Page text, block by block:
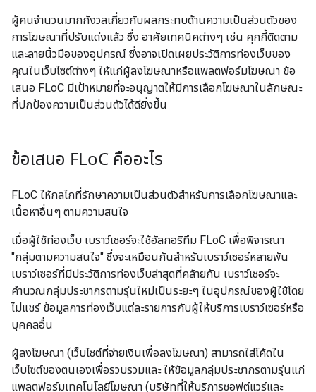
ผู้คนจำนวนมากกังวลเกี่ยวกับผลกระทบด้านความเป็นส่วนตัวของ
การโฆษณาที่ปรับแต่งแล้ว ซึ่ง อาศัยเทคนิคต่างๆ เช่น คุกกี้ติดตาม
และลายนิ้วมือของอุปกรณ์ ซึ่งอาจเปิดเผยประวัติการท่องเว็บของ
คุณในเว็บไซต์ต่างๆ ให้แก่ผู้ลงโฆษณาหรือแพลตฟอร์มโฆษณา ข้อ
เสนอ FLoC มีเป้าหมายที่จะอนุญาตให้มีการเลือกโฆษณาในลักษณะ
ที่ปกป้องความเป็นส่วนตัวได้ดียิ่งขึ้น
ข้อเสนอ FLoC คืออะไร
FLoC ให้กลไกที่รักษาความเป็นส่วนตัวสำหรับการเลือกโฆษณาและ
เนื้อหาอื่นๆ ตามความสนใจ
เมื่อผู้ใช้ท่องเว็บ เบราว์เซอร์จะใช้อัลกอริทึม FLoC เพื่อพิจารณา
"กลุ่มตามความสนใจ" ซึ่งจะเหมือนกันสำหรับเบราว์เซอร์หลายพัน
เบราว์เซอร์ที่มีประวัติการท่องเว็บล่าสุดที่คล้ายกัน เบราว์เซอร์จะ
คำนวณกลุ่มประชากรตามรุ่นใหม่เป็นระยะๆ ในอุปกรณ์ของผู้ใช้โดย
ไม่แชร์ ข้อมูลการท่องเว็บแต่ละรายการกับผู้ให้บริการเบราว์เซอร์หรือ
บุคคลอื่น
ผู้ลงโฆษณา (เว็บไซต์ที่จ่ายเงินเพื่อลงโฆษณา) สามารถใส่โค้ดใน
เว็บไซต์ของตนเองเพื่อรวบรวมและ ให้ข้อมูลกลุ่มประชากรตามรุ่นแก่
แพลตฟอร์มเทคโนโลยีโฆษณา (บริษัทที่ให้บริการซอฟต์แวร์และ